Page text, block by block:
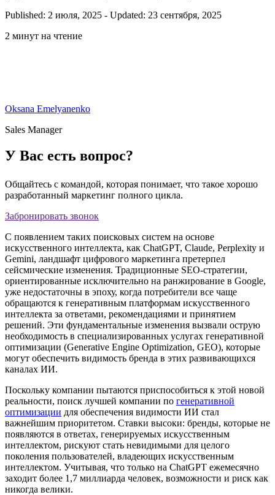
Published: 2 июля, 2025 - Updated: 23 сентября, 2025
2 минут на чтение
Oksana Emelyanenko
Sales Manager
У Вас есть вопрос?
Общайтесь с командой, которая понимает, что такое хорошо
разработанный маркетинг полного цикла.
Забронировать звонок
С появлением таких поисковых систем на основе
искусственного интеллекта, как ChatGPT, Claude, Perplexity и
Gemini, ландшафт цифрового маркетинга претерпел
сейсмические изменения. Традиционные SEO-стратегии,
ориентированные исключительно на ранжирование в Google,
уже недостаточны в эпоху, когда потребители все чаще
обращаются к генеративным платформам искусственного
интеллекта за ответами, рекомендациями и принятием
решений. Эти фундаментальные изменения вызвали острую
необходимость в специализированных услугах генеративной
оптимизации (Generative Engine Optimization, GEO), которые
могут обеспечить видимость бренда в этих развивающихся
каналах ИИ.
Поскольку компании пытаются приспособиться к этой новой
реальности, поиск лучшей компании по генеративной
оптимизации для обеспечения видимости ИИ стал
важнейшим приоритетом. Ставки высоки: бренды, которые не
появляются в ответах, генерируемых искусственным
интеллектом, рискуют стать невидимыми для целого
поколения пользователей, владеющих искусственным
интеллектом. Учитывая, что только на ChatGPT ежемесячно
заходит более 1,7 миллиарда человек, возможности и риск как
никогда велики.